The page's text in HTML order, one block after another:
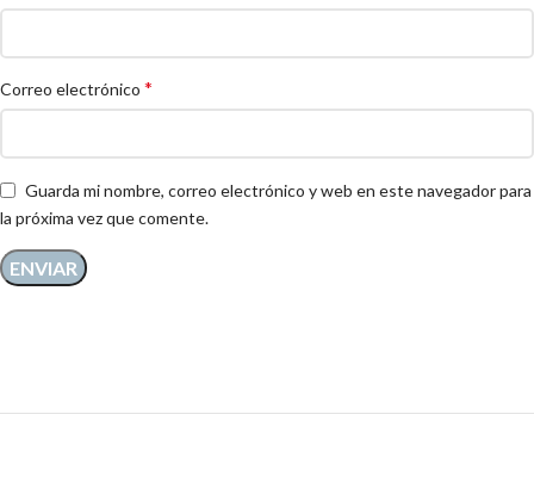
Correo electrónico *
Guarda mi nombre, correo electrónico y web en este navegador para
la próxima vez que comente.